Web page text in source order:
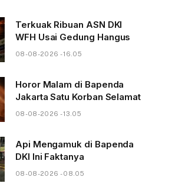
Terkuak Ribuan ASN DKI
WFH Usai Gedung Hangus
08-08-2026 - 16.05
Horor Malam di Bapenda
Jakarta Satu Korban Selamat
08-08-2026 - 13.05
Api Mengamuk di Bapenda
DKI Ini Faktanya
08-08-2026 - 08.05